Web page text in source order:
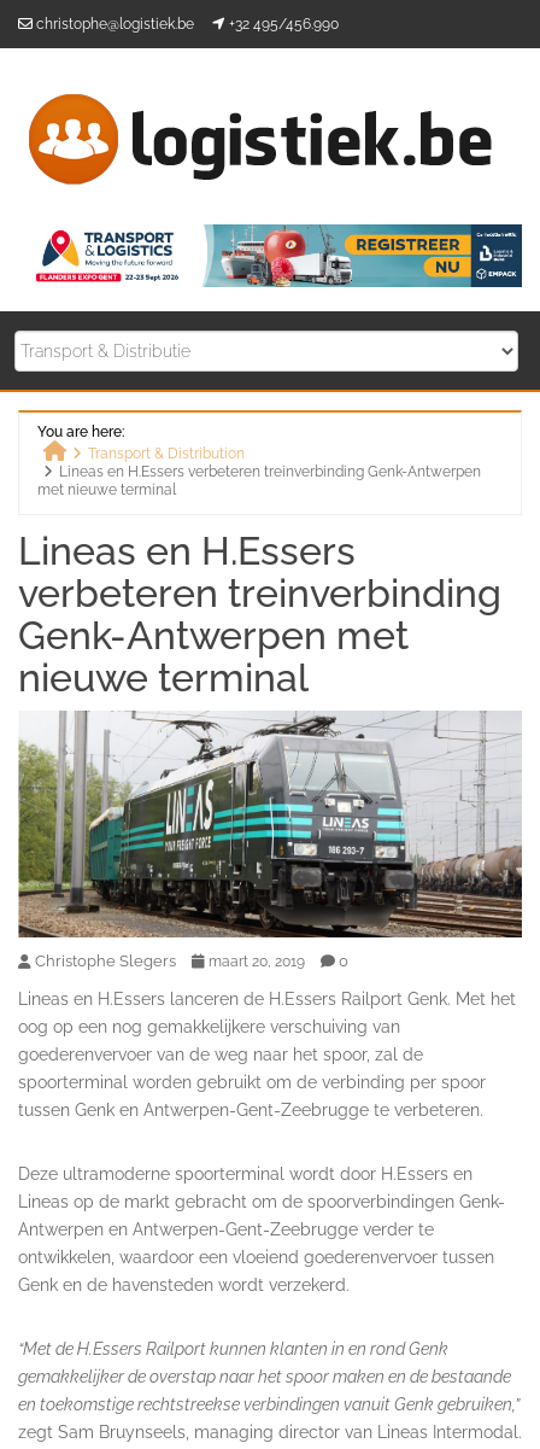
christophe@logistiek.be +32 495/456.990
You are here:
Home
Transport & Distribution
Lineas en H.Essers verbeteren treinverbinding Genk-Antwerpen
met nieuwe terminal
Lineas en H.Essers
verbeteren treinverbinding
Genk-Antwerpen met
nieuwe terminal
Christophe Slegers maart 20, 2019 0
Lineas en H.Essers lanceren de H.Essers Railport Genk. Met het
oog op een nog gemakkelijkere verschuiving van
goederenvervoer van de weg naar het spoor, zal de
spoorterminal worden gebruikt om de verbinding per spoor
tussen Genk en Antwerpen-Gent-Zeebrugge te verbeteren.
Deze ultramoderne spoorterminal wordt door H.Essers en
Lineas op de markt gebracht om de spoorverbindingen Genk-
Antwerpen en Antwerpen-Gent-Zeebrugge verder te
ontwikkelen, waardoor een vloeiend goederenvervoer tussen
Genk en de havensteden wordt verzekerd.
“Met de H.Essers Railport kunnen klanten in en rond Genk
gemakkelijker de overstap naar het spoor maken en de bestaande
en toekomstige rechtstreekse verbindingen vanuit Genk gebruiken,”
zegt Sam Bruynseels, managing director van Lineas Intermodal.